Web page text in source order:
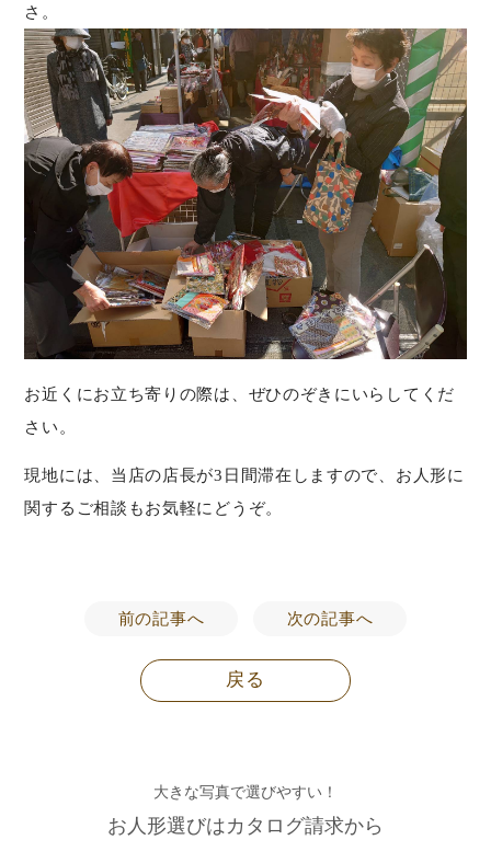
さ。
お近くにお立ち寄りの際は、ぜひのぞきにいらしてくだ
さい。
現地には、当店の店長が3日間滞在しますので、お人形に
関するご相談もお気軽にどうぞ。
前の記事へ 次の記事へ
戻る
大きな写真で選びやすい！
お人形選びはカタログ請求から